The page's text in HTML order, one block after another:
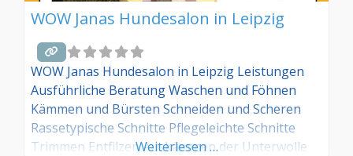
WOW Janas Hundesalon in Leipzig
WOW Janas Hundesalon in Leipzig Leistungen
Ausführliche Beratung Waschen und Föhnen
Kämmen und Bürsten Schneiden und Scheren
Rassetypische Schnitte Pflegeleichte Schnitte
Trimmen Entfilzen Auskämmen der Unterwolle
Weiterlesen …